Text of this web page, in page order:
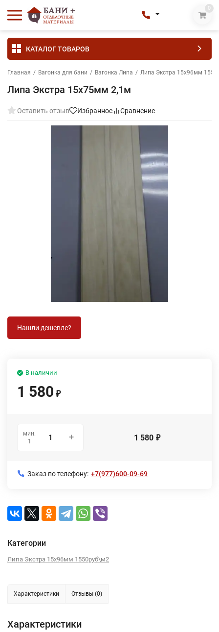
0
КАТАЛОГ ТОВАРОВ
Главная / Вагонка для бани / Вагонка Липа / Липа Экстра 15х96мм
Липа Экстра 15х75мм 2,1м
Оставить отзыв Избранное Сравнение
В наличии
1 580 ₽
мин.
1
1 580 ₽
Заказ по телефону: +7(977)600-09-69
Категории
Липа Экстра 15х96мм 1550руб\м2
Характеристики Отзывы (0)
Характеристики